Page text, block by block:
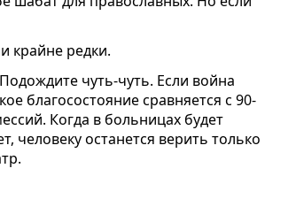
крайне редки.
чуть-чуть. Если война
благосостояние сравняется с 90-
Когда в больницах будет
человеку останется верить только